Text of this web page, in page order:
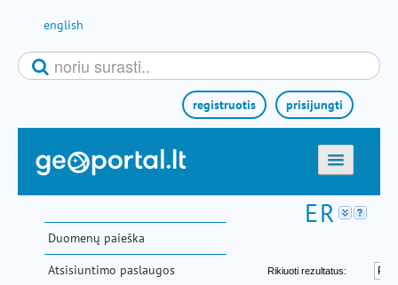
english
prisijungti
registruotis
titulinis
žemėlapiai
el. paslaugos
Duomenų paieška
Atsisiuntimo paslaugos